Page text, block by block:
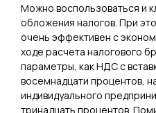
Можно воспользоваться и
обложения налогов. При
очень эффективен с
ходе расчета налогового
параметры, как НДС с
восемнадцати процентов,
индивидуального
тринадцать процентов.